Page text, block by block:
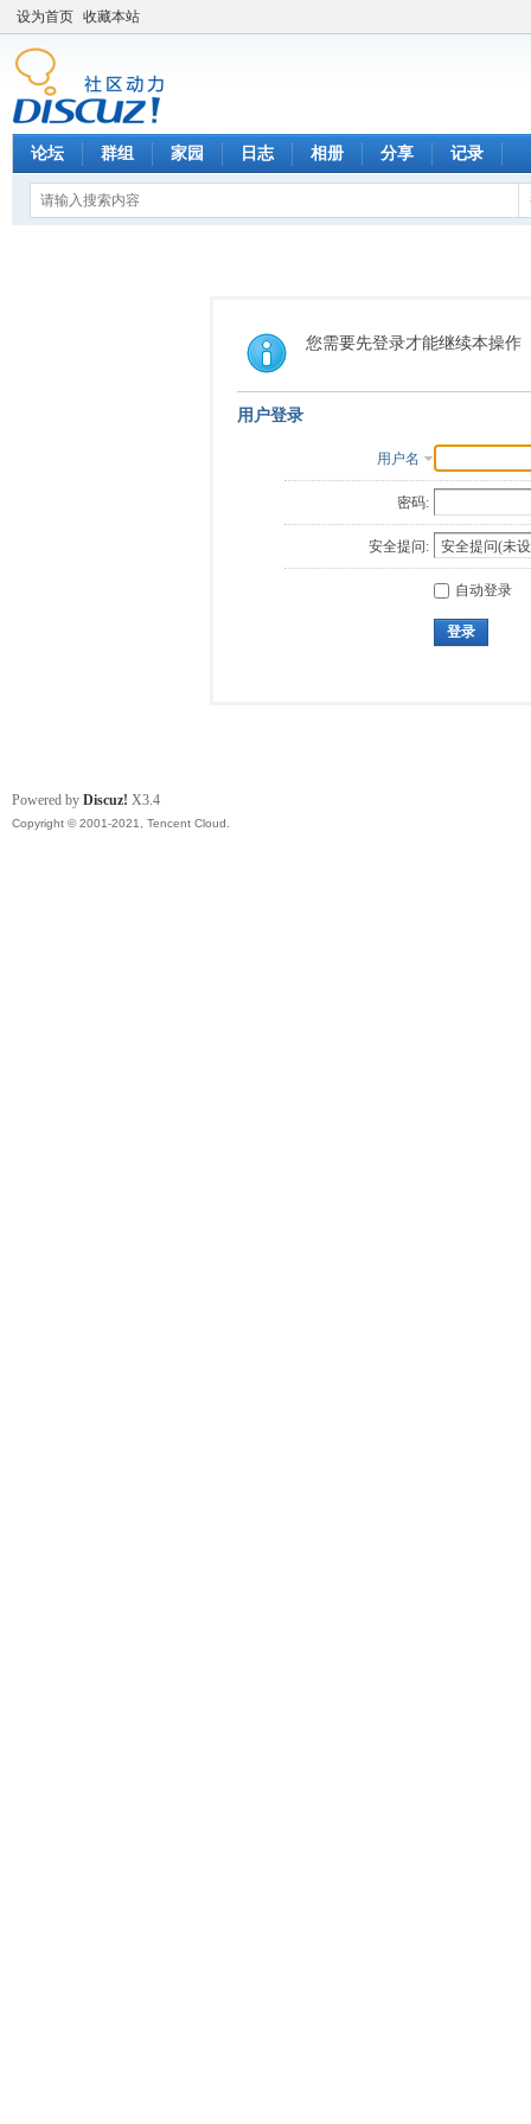
设为首页 收藏本站
论坛 群组 家园 日志 相册 分享 记录
您需要先登录才能继续本操作
用户登录
用户名
密码:
安全提问:
自动登录
登录
Powered by Discuz! X3.4
Copyright © 2001-2021, Tencent Cloud.